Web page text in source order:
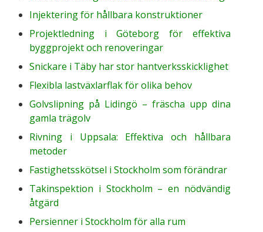
Injektering för hållbara konstruktioner
Projektledning i Göteborg för effektiva
byggprojekt och renoveringar
Snickare i Täby har stor hantverksskicklighet
Flexibla lastväxlarflak för olika behov
Golvslipning på Lidingö – fräscha upp dina
gamla trägolv
Rivning i Uppsala: Effektiva och hållbara
metoder
Fastighetsskötsel i Stockholm som förändrar
Takinspektion i Stockholm – en nödvändig
åtgärd
Persienner i Stockholm för alla rum